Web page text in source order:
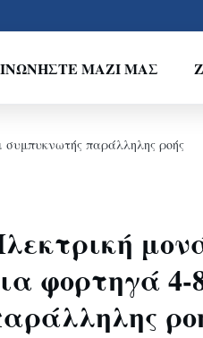
ΜΑΖΊ ΜΑΣ
συμπυκνωτής παράλληλης ροής
φορτηγά 4-